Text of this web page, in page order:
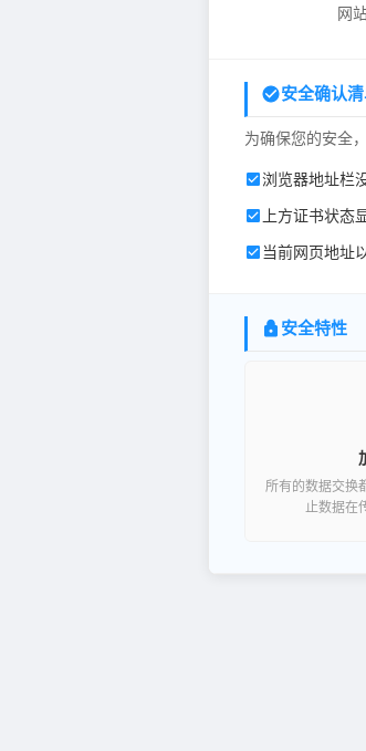
网
安全确认
为确保您的安全
浏览器地址栏
上方证书状态
当前网页地址
安全特性
所有的数据交换
止数据在